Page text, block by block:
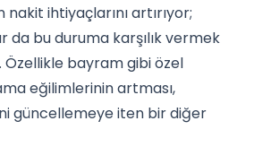
ihtiyaçlarını artırıyor;
da bu duruma karşılık vermek
Özellikle bayram gibi özel
eğilimlerinin artması,
güncellemeye iten bir diğer